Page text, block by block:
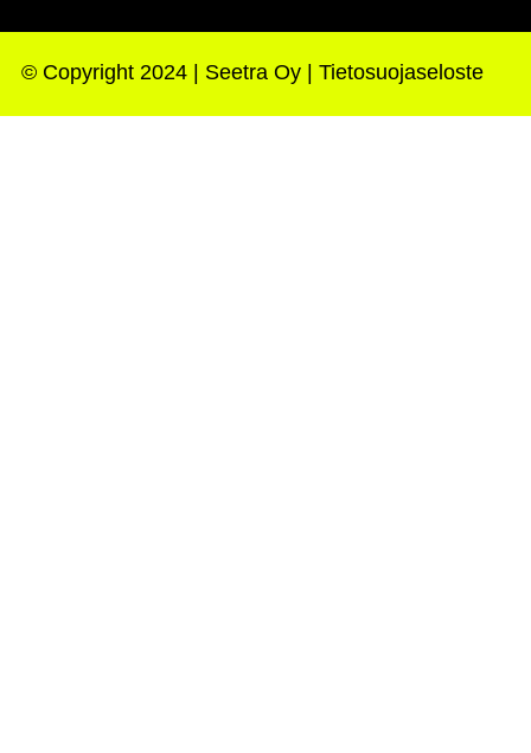
© Copyright 2024 | Seetra Oy | Tietosuojaseloste